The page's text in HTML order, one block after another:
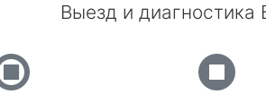
Выезд и диагностика